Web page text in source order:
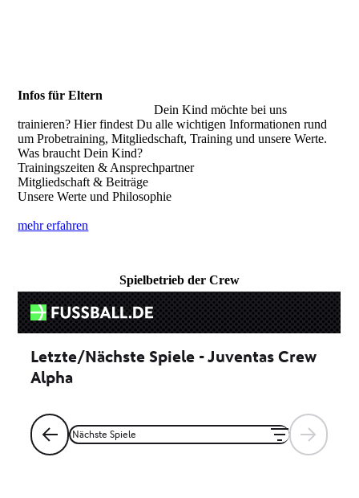
Infos für Eltern
Dein Kind möchte bei uns
trainieren? Hier findest Du alle wichtigen Informationen rund
um Probetraining, Mitgliedschaft, Training und unsere Werte.
Was braucht Dein Kind?
Trainingszeiten & Ansprechpartner
Mitgliedschaft & Beiträge
Unsere Werte und Philosophie
mehr erfahren
Spielbetrieb der Crew